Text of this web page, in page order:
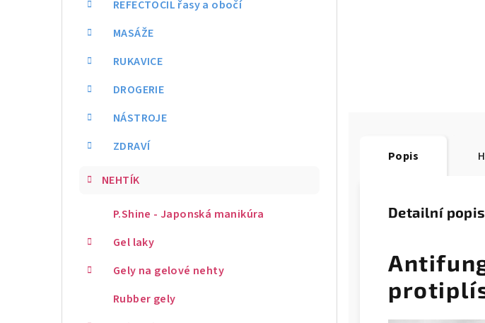
REFECTOCIL řasy a obočí
MASÁŽE
RUKAVICE
DROGERIE
NÁSTROJE
ZDRAVÍ
NEHTÍK
P.Shine - Japonská manikúra
Gel laky
Gely na gelové nehty
Rubber gely
Popis
Detailní